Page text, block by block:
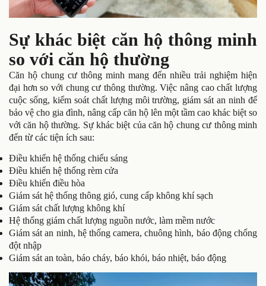
Sự khác biệt căn hộ thông minh
so với căn hộ thường
Căn hộ chung cư thông minh mang đến nhiều trải nghiệm hiện
đại hơn so với chung cư thông thường. Việc nâng cao chất lượng
cuộc sống, kiểm soát chất lượng môi trường, giám sát an ninh để
bảo vệ cho gia đình, nâng cấp căn hộ lên một tầm cao khác biệt so
với căn hộ thường. Sự khác biệt của căn hộ chung cư thông minh
đến từ các tiện ích sau:
Điều khiển hệ thống chiếu sáng
Điều khiển hệ thống rèm cửa
Điều khiển điều hòa
Giám sát hệ thống thông gió, cung cấp không khí sạch
Giám sát chất lượng không khí
Hệ thống giám chất lượng nguồn nước, làm mềm nước
Giám sát an ninh, hệ thống camera, chuông hình, báo động chống
đột nhập
Giám sát an toàn, báo cháy, báo khói, báo nhiệt, báo động